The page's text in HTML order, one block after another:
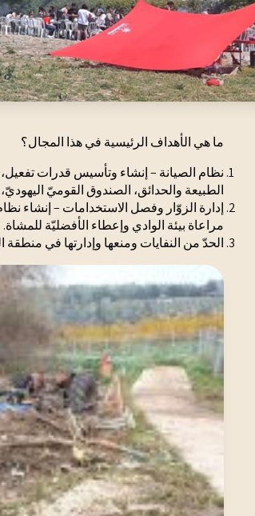
ما هي الأهداف الرئيسية في هذا المجال؟
نظام الصيانة – إنشاء وتأسيس قدرات
الطبيعة والحدائق، الصندوق القوميّ
إدارة الزوّار وفصل الاستخدامات – إنشاء
مراعاة بيئة الوادي وإعطاء الأفضليّة للمشاة.
الحدّ من النفايات ومنعها وإدارتها في